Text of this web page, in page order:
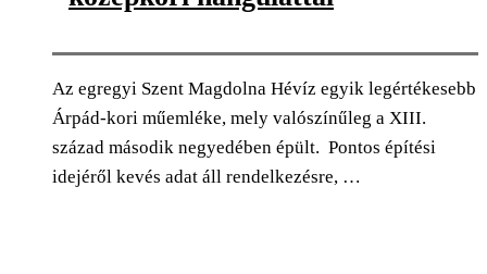
Az egregyi Szent Magdolna Hévíz egyik legértékesebb
Árpád-kori műemléke, mely valószínűleg a XIII.
század második negyedében épült. Pontos építési
idejéről kevés adat áll rendelkezésre, …